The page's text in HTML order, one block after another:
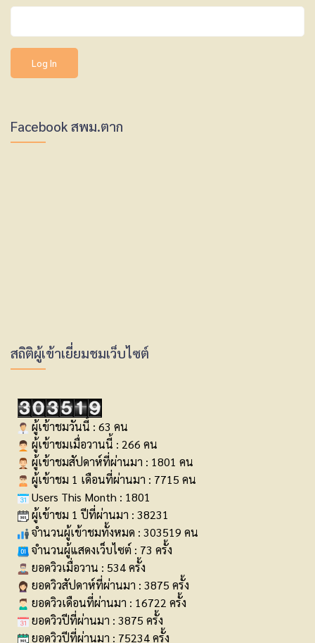
Facebook สพม.ตาก
สถิติผู้เข้าเยี่ยมชมเว็บไซต์
ผู้เข้าชมวันนี้ : 63 คน
ผู้เข้าชมเมื่อวานนี้ : 266 คน
ผู้เข้าชมสัปดาห์ที่ผ่านมา : 1801 คน
ผู้เข้าชม 1 เดือนที่ผ่านมา : 7715 คน
Users This Month : 1801
ผู้เข้าชม 1 ปีที่ผ่านมา : 38231
จำนวนผู้เข้าชมทั้งหมด : 303519 คน
จำนวนผู้แสดงเว็บไซต์ : 73 ครั้ง
ยอดวิวเมื่อวาน : 534 ครั้ง
ยอดวิวสัปดาห์ที่ผ่านมา : 3875 ครั้ง
ยอดวิวเดือนที่ผ่านมา : 16722 ครั้ง
ยอดวิวปีที่ผ่านมา : 3875 ครั้ง
ยอดวิวปีที่ผ่านมา : 75234 ครั้ง